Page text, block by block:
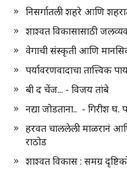
निसर्गातली शहरे आणि
शाश्वत विकासासाठी
वेगाची संस्कृती आणि
पर्यावरणवादाचा तात्त्विक
बी द चेंज... - विजय तांबे
नद्या जोडताना.. - गिरीश घ.
हरवत चाललेली माळरानं
राठोड
शाश्वत विकास : समग्र